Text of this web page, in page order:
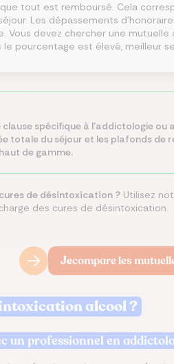
tout est remboursé. Cela
Les dépassements
Vous devez chercher une
le pourcentage est élevé, meilleur
spécifique à l’addictologie ou
totale du séjour et les plafonds de
de gamme.
de désintoxication ? Utilisez
des cures de désintoxication.
Jecompare les
alcool ?
un professionnel en